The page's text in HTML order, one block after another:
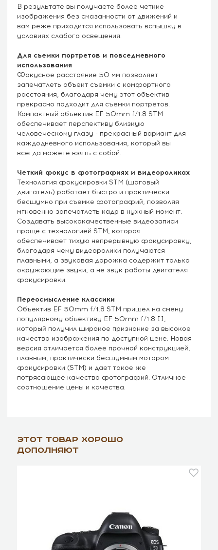
В результате вы получаете более четкие
изображения без смазанности от движений и
вам реже приходится использовать вспышку в
условиях слабого освещения.
Для съемки портретов и повседневного
использования
Фокусное расстояние 50 мм позволяет
запечатлеть объект съемки с комфортного
расстояния, благодаря чему этот объектив
прекрасно подходит для съемки портретов.
Компактный объектив EF 50mm f/1.8 STM
обеспечивает перспективу близкую
человеческому глазу - прекрасный вариант для
каждодневного использования, который вы
всегда можете взять с собой.
Четкий фокус в фотографиях и видеороликах
Технология фокусировки STM (шаговый
двигатель) работает быстро и практически
бесшумно при съемке фотографий, позволяя
мгновенно запечатлеть кадр в нужный момент.
Создавать высококачественные видеозаписи
проще с технологией STM, которая
обеспечивает тихую непрерывную фокусировку,
благодаря чему видеоролики получаются
плавными, а звуковая дорожка содержит только
окружающие звуки, а не звук работы двигателя
фокусировки.
Переосмысление классики
Объектив EF 50mm f/1.8 STM пришел на смену
популярному объективу EF 50mm f/1.8 II,
который получил широкое признание за высокое
качество изображения по доступной цене. Новая
версия отличается более прочной конструкцией,
плавным, практически бесшумным мотором
фокусировки (STM) и дает такое же
потрясающее качество фотографий. Отличное
соотношение цены и качества.
Этот товар хорошо
дополняют